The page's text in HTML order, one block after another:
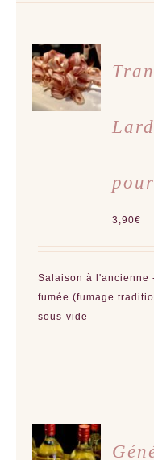
CHOIX
DES
OPTIONS
CE
PRODUIT
A
PLUSIEURS
PRODUIT
/
DÉTAILS
3,90€
Salaison à l'ancienne
fumée (fumage
sous-vide
CHOIX
DES